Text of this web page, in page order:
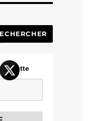
Cozette